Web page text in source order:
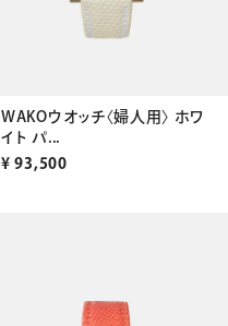
WAKOウオッチ〈婦人用〉 ホワ
イト パ...
¥ 93,500